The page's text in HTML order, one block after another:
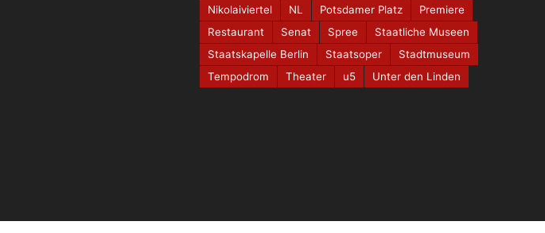
Nikolaiviertel
NL Potsdamer Platz
Premiere
Restaurant
Senat Spree
Staatliche Museen
Staatskapelle Berlin
Staatsoper
Stadtmuseum
Tempodrom
Theater u5 Unter den Linden